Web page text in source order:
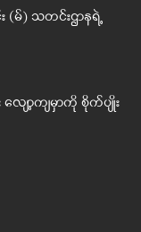
မ်) သတင်းဌာနရဲ့
လျော့ကျမှာကို စိုက်ပျိုး